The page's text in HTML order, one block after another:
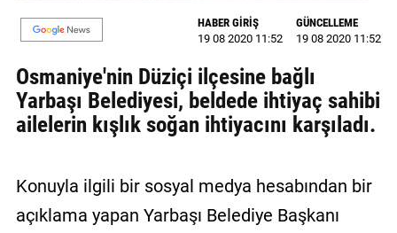
Künye
İletişim
Gizlilik
Sözleşmesi
Sözleşmesi
HABER GİRİŞ
19 08 2020 11:52
GÜNCELLEME
19 08 2020 11:52
Osmaniye'nin Düziçi ilçesine bağlı
Yarbaşı Belediyesi, beldede ihtiyaç sahibi
ailelerin kışlık soğan ihtiyacını karşıladı.
Konuyla ilgili bir sosyal medya hesabından bir
açıklama yapan Yarbaşı Belediye Başkanı